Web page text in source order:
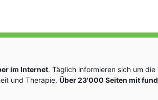
im Internet. Täglich informieren sich um die
und Therapie. Über 23'000 Seiten mit